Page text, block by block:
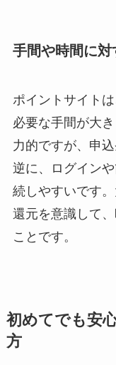
手間や時間に
ポイントサイト
必要な手間が大
力的ですが、申
逆に、ログイン
続しやすいです
還元を意識して
ことです。
初めてでも安
方